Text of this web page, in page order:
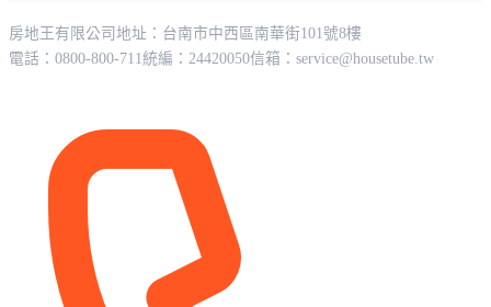
房地王有限公司 地址：台南市中西區南華街101號8樓
電話：0800-800-711統編：24420050信箱： service@housetube.tw